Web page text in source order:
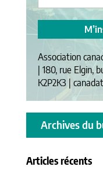
Association
| 180, rue Elgin,
K2P2K3 |
Archives du
Articles récents